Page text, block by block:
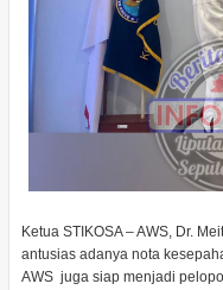
Ketua STIKOSA – AWS, Dr.
antusias adanya nota
AWS juga siap menjadi